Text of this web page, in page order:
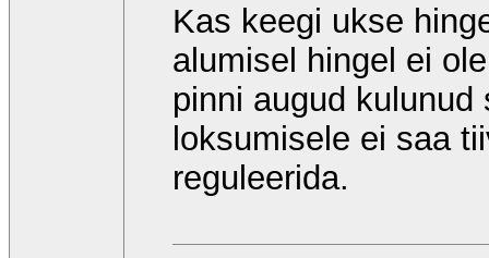
Kas keegi ukse
alumisel hingel ei
pinni augud
loksumisele ei saa
reguleerida.